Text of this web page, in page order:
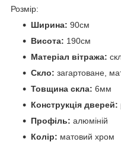
Розмір:
Ширина: 90см
Висота: 190см
Матеріал вітража:
Скло: загартоване,
Товщина скла: 6мм
Конструкція дверей:
Профіль: алюміній
Колір: матовий хром